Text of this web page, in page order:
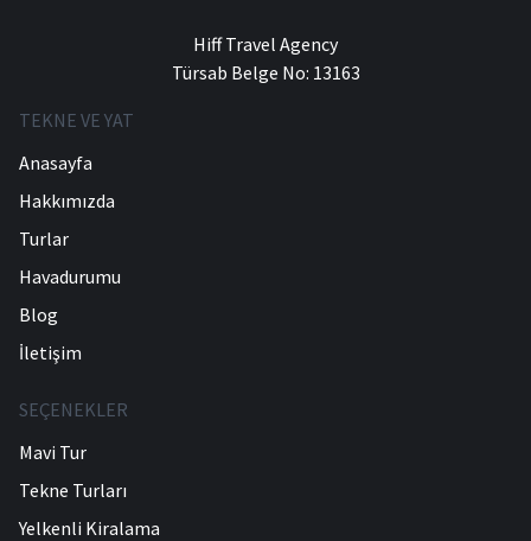
Hiff Travel Agency
Türsab Belge No: 13163
TEKNE VE YAT
Anasayfa
Hakkımızda
Turlar
Havadurumu
Blog
İletişim
SEÇENEKLER
Mavi Tur
Tekne Turları
Yelkenli Kiralama